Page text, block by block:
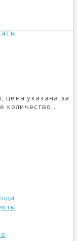
цена указана за
количество..